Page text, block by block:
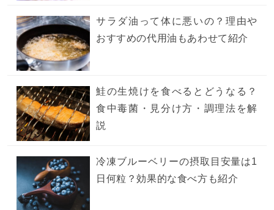
サラダ油って体に悪いの？理由や
おすすめの代用油もあわせて紹介
鮭の生焼けを食べるとどうなる？
食中毒菌・見分け方・調理法を解
説
冷凍ブルーベリーの摂取目安量は1
日何粒？効果的な食べ方も紹介